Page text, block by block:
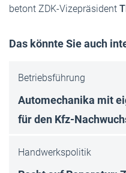
betont ZDK-Vizepräsident
Das könnte Sie auch
Betriebsführung
Automechanika mit
für den Kfz-
Handwerkspolitik